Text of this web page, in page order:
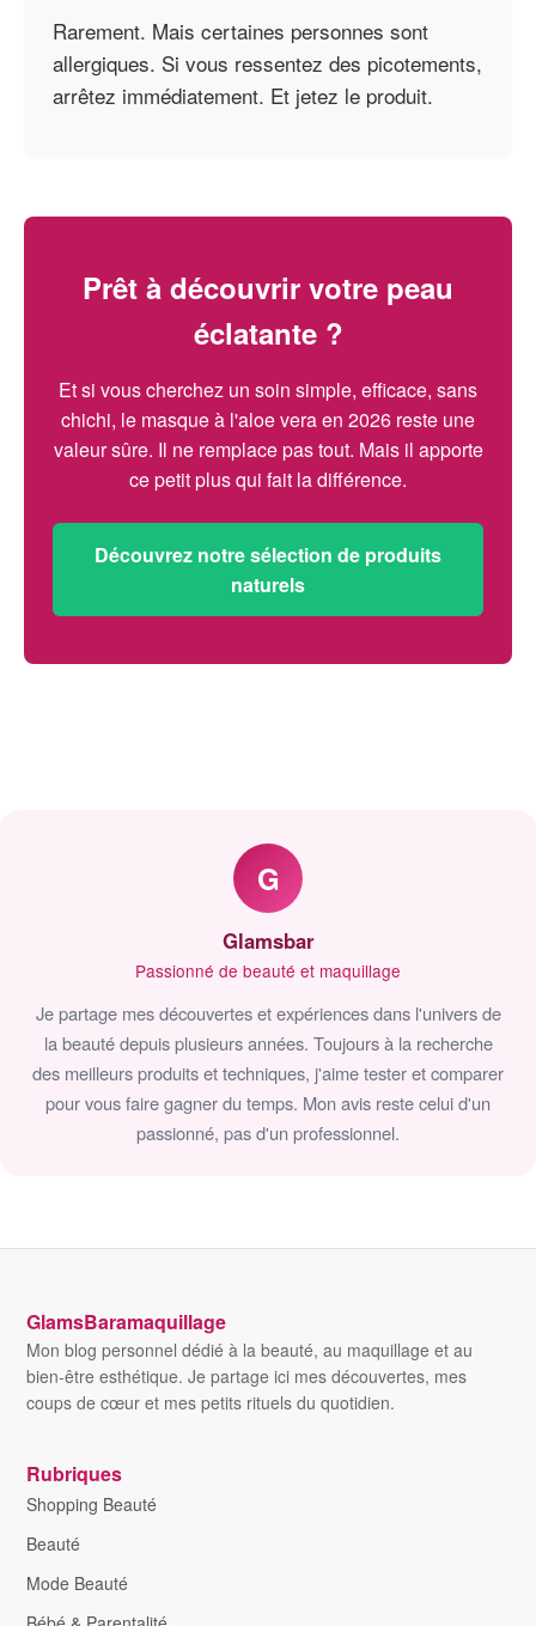
Rarement. Mais certaines personnes sont
allergiques. Si vous ressentez des picotements,
arrêtez immédiatement. Et jetez le produit.
Prêt à découvrir votre peau
éclatante ?
Et si vous cherchez un soin simple, efficace, sans
chichi, le masque à l'aloe vera en 2026 reste une
valeur sûre. Il ne remplace pas tout. Mais il apporte
ce petit plus qui fait la différence.
Découvrez notre sélection de produits
naturels
G
Glamsbar
Passionné de beauté et maquillage
Je partage mes découvertes et expériences dans l'univers de
la beauté depuis plusieurs années. Toujours à la recherche
des meilleurs produits et techniques, j'aime tester et comparer
pour vous faire gagner du temps. Mon avis reste celui d'un
passionné, pas d'un professionnel.
GlamsBaramaquillage
Mon blog personnel dédié à la beauté, au maquillage et au
bien-être esthétique. Je partage ici mes découvertes, mes
coups de cœur et mes petits rituels du quotidien.
Rubriques
Shopping Beauté
Beauté
Mode Beauté